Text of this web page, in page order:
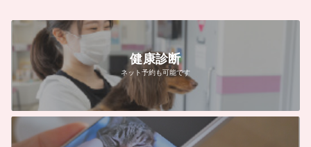
健康診断
ネット予約も可能です